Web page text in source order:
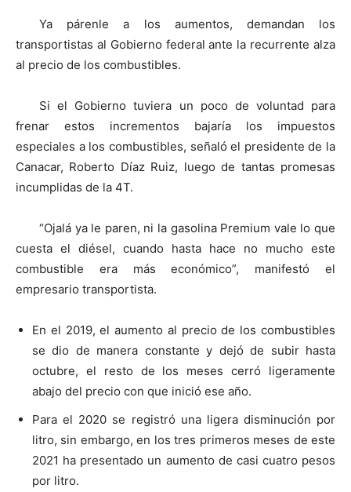
Ya párenle a los aumentos, demandan los
transportistas al Gobierno federal ante la recurrente alza
al precio de los combustibles.
Si el Gobierno tuviera un poco de voluntad para
frenar estos incrementos bajaría los impuestos
especiales a los combustibles, señaló el presidente de la
Canacar, Roberto Díaz Ruiz, luego de tantas promesas
incumplidas de la 4T.
“Ojalá ya le paren, ni la gasolina Premium vale lo que
cuesta el diésel, cuando hasta hace no mucho este
combustible era más económico”, manifestó el
empresario transportista.
En el 2019, el aumento al precio de los combustibles
se dio de manera constante y dejó de subir hasta
octubre, el resto de los meses cerró ligeramente
abajo del precio con que inició ese año.
Para el 2020 se registró una ligera disminución por
litro, sin embargo, en los tres primeros meses de este
2021 ha presentado un aumento de casi cuatro pesos
por litro.